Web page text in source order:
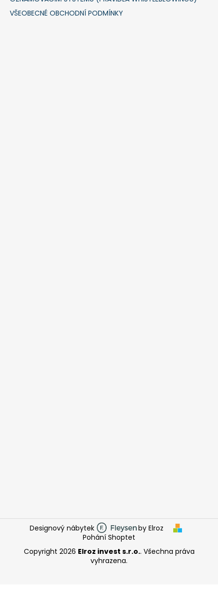
VŠEOBECNÉ OBCHODNÍ PODMÍNKY
Designový nábytek
by Elroz
Pohání Shoptet
Copyright 2026 Elroz invest s.r.o.. Všechna práva
vyhrazena.